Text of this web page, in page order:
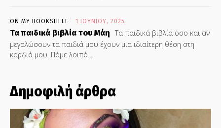
ON MY BOOKSHELF 1 ΙΟΥΝΊΟΥ, 2025
Τα παιδικά βιβλία του Μάη Τα παιδικά βιβλία όσο και αν
μεγαλώσουν τα παιδιά μου έχουν μια ιδιαίτερη θέση στη
καρδιά μου. Πάμε λοιπό...
Δημοφιλή άρθρα